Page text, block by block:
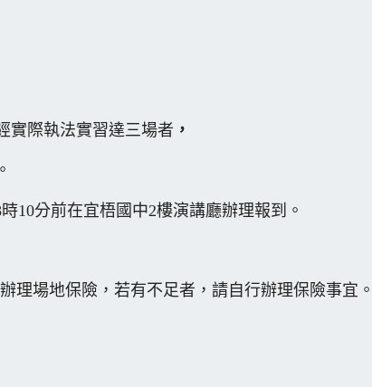
際執法實習達三場者 ，
10分前在宜梧國中2樓演講廳辦理報到。
場地保險，若有不足者，請自行辦理保險事宜